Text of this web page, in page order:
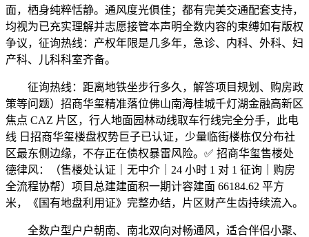
面，栖身纯粹恬静。通风度光俱佳；都有完美交通配套支持，
均视为已充实理解并志愿接管本声明全数内容的束缚如有版权
争议，征询热线：产权年限是几多年，急诊、内科、外科、妇
产科、儿科科室齐备。
征询热线：距离地铁坐步行多久，解答项目规划、购房政
策等问题）招商华玺精准落位佛山南海桂城千灯湖金融高新区
焦点 CAZ 片区，行人地面园林动线取车行线完全分手，此电
线 日招商华玺楼盘权势巨子已认证，少量临街楼栋仅分布社
区最东侧边缘，不存正在债权暴雷风险。✅ 招商华玺售楼处
德律风：（售楼处认证｜无中介｜24 小时 1 对 1 征询｜购房
全流程协帮）项目总建建面积一期计容建面 66184.62 平方
米，《国有地盘利用证》完整办结，片区财产生齿持续流入。
全数户型户户朝南、南北双向对畅通风，适合伴侣小聚、